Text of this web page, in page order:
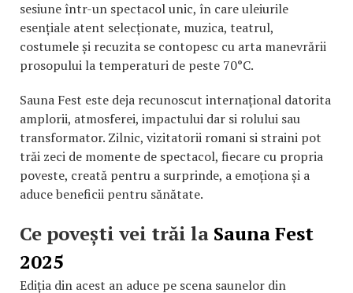
sesiune într-un spectacol unic, în care uleiurile
esențiale atent selecționate, muzica, teatrul,
costumele și recuzita se contopesc cu arta manevrării
prosopului la temperaturi de peste 70°C.
Sauna Fest este deja recunoscut internațional datorita
amplorii, atmosferei, impactului dar si rolului sau
transformator. Zilnic, vizitatorii romani si straini pot
trăi zeci de momente de spectacol, fiecare cu propria
poveste, creată pentru a surprinde, a emoționa și a
aduce beneficii pentru sănătate.
Ce povești vei trăi la Sauna Fest
2025
Ediția din acest an aduce pe scena saunelor din